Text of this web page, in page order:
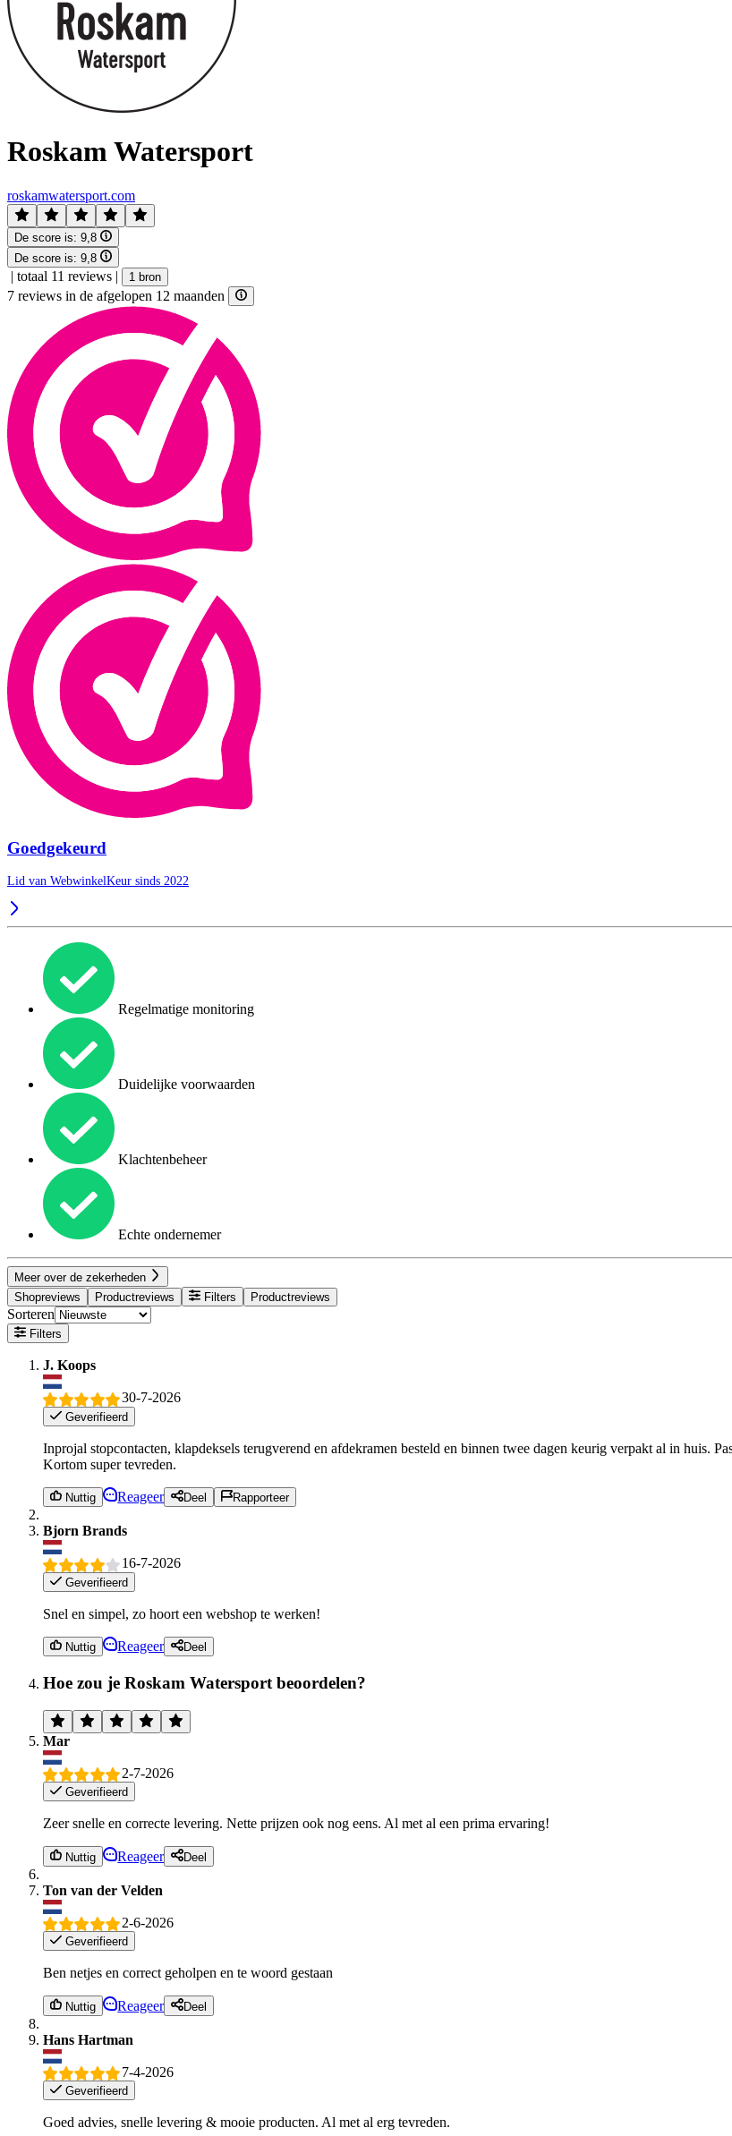
Roskam Watersport
roskamwatersport.com
De score is: 9,8
De score is: 9,8
| totaal 11 reviews | 1 bron
7 reviews in de afgelopen 12 maanden
Goedgekeurd
Lid van WebwinkelKeur sinds 2022
Regelmatige monitoring
Duidelijke voorwaarden
Klachtenbeheer
Echte ondernemer
Meer over de zekerheden
Shopreviews
Productreviews Filters Productreviews
Sorteren
Filters
J. Koops
30-7-2026
Geverifieerd
Inprojal stopcontacten, klapdeksels terugverend en afdekramen besteld en binnen twee dagen keurig verpakt al in huis.
Kortom super tevreden.
Nuttig Reageer Deel Rapporteer
Bjorn Brands
16-7-2026
Geverifieerd
Snel en simpel, zo hoort een webshop te werken!
Nuttig Reageer Deel
Hoe zou je Roskam Watersport beoordelen?
Mar
2-7-2026
Geverifieerd
Zeer snelle en correcte levering. Nette prijzen ook nog eens. Al met al een prima ervaring!
Nuttig Reageer Deel
Ton van der Velden
2-6-2026
Geverifieerd
Ben netjes en correct geholpen en te woord gestaan
Nuttig Reageer Deel
Hans Hartman
7-4-2026
Geverifieerd
Goed advies, snelle levering & mooie producten. Al met al erg tevreden.